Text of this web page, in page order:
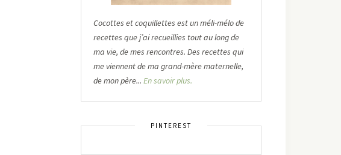
Cocottes et coquillettes est un méli-mélo de
recettes que j’ai recueillies tout au long de
ma vie, de mes rencontres. Des recettes qui
me viennent de ma grand-mère maternelle,
de mon père... En savoir plus.
PINTEREST